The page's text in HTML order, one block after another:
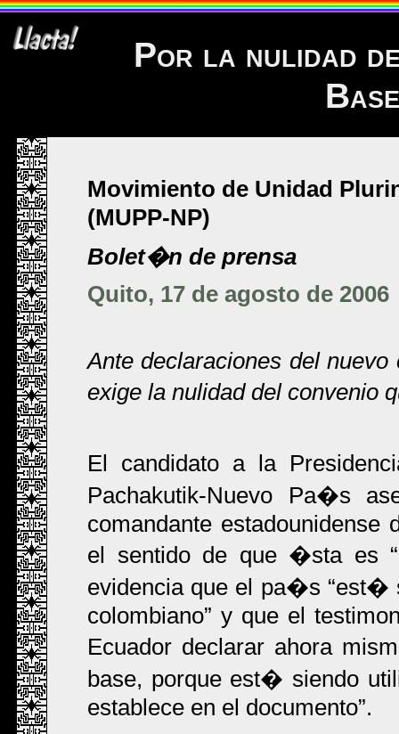
Por la nulidad
Movimiento de Unidad
(MUPP-NP)
Bolet�n de prensa
Quito, 17 de agosto de 2006
Ante declaraciones del
exige la nulidad del convenio
El candidato a la
Pachakutik-Nuevo Pa�s
comandante
el sentido de que �sta es
evidencia que el pa�s
est�
colombiano
y que el
Ecuador declarar ahora
base, porque est� siendo
establece en el documento .